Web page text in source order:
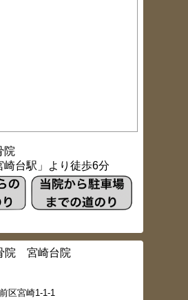
院
崎台駅」より徒歩6分
院 宮崎台院
区宮崎1-1-1